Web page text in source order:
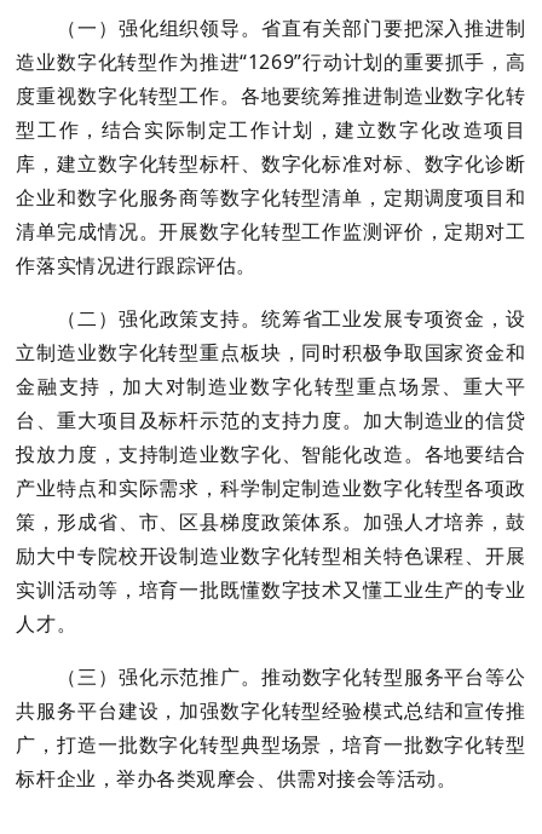
（一）强化组织领导。 省直有关部门要把深入推进制
造业数字化转型作为推进“1269”行动计划的重要抓手，高
度重视数字化转型工作。各地要统筹推进制造业数字化转
型工作，结合实际制定工作计划，建立数字化改造项目
库，建立数字化转型标杆、数字化标准对标、数字化诊断
企业和数字化服务商等数字化转型清单，定期调度项目和
清单完成情况。开展数字化转型工作监测评价，定期对工
作落实情况进行跟踪评估。
（二）强化政策支持。 统筹省工业发展专项资金，设
立制造业数字化转型重点板块，同时积极争取国家资金和
金融支持，加大对制造业数字化转型重点场景、重大平
台、重大项目及标杆示范的支持力度。加大制造业的信贷
投放力度，支持制造业数字化、智能化改造。各地要结合
产业特点和实际需求，科学制定制造业数字化转型各项政
策，形成省、市、区县梯度政策体系。加强人才培养，鼓
励大中专院校开设制造业数字化转型相关特色课程、开展
实训活动等，培育一批既懂数字技术又懂工业生产的专业
人才。
（三）强化示范推广。 推动数字化转型服务平台等公
共服务平台建设，加强数字化转型经验模式总结和宣传推
广，打造一批数字化转型典型场景，培育一批数字化转型
标杆企业，举办各类观摩会、供需对接会等活动。